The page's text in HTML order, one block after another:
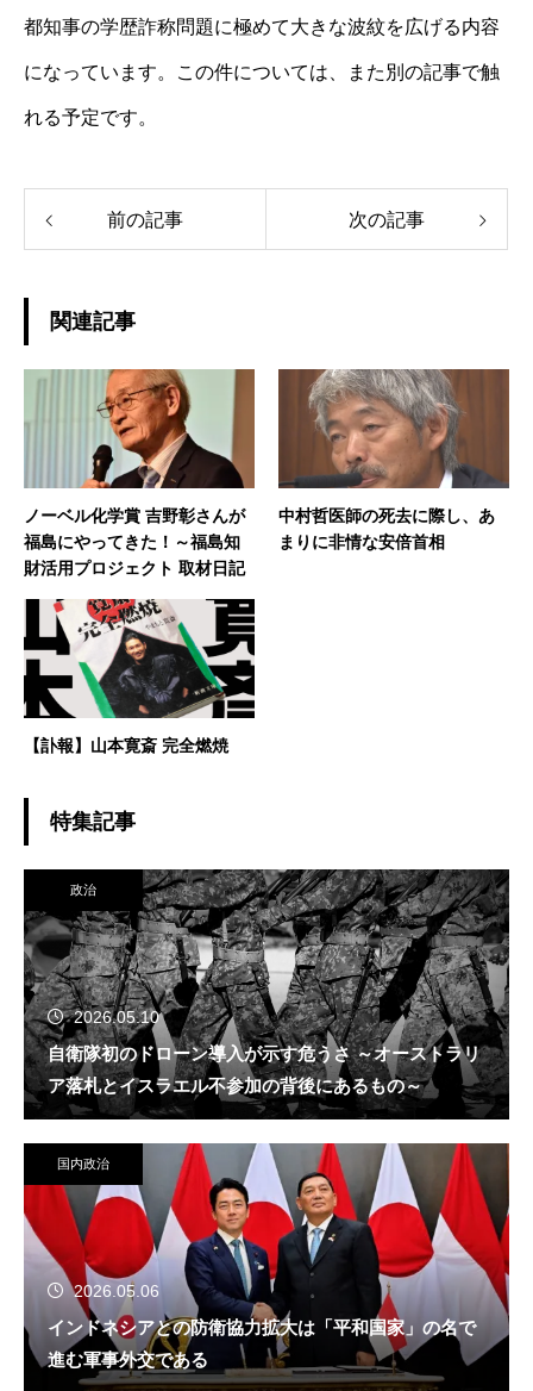
都知事の学歴詐称問題に極めて大きな波紋を広げる内容
になっています。この件については、また別の記事で触
れる予定です。
前の記事 次の記事
関連記事
ノーベル化学賞 吉野彰さんが
福島にやってきた！～福島知
財活用プロジェクト 取材日記
中村哲医師の死去に際し、あ
まりに非情な安倍首相
【訃報】山本寛斎 完全燃焼
特集記事
政治
2026.05.10
自衛隊初のドローン導入が示す危うさ ～オーストラリ
ア落札とイスラエル不参加の背後にあるもの～
国内政治
2026.05.06
インドネシアとの防衛協力拡大は「平和国家」の名で
進む軍事外交である